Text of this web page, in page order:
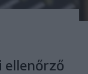
ellenőrző